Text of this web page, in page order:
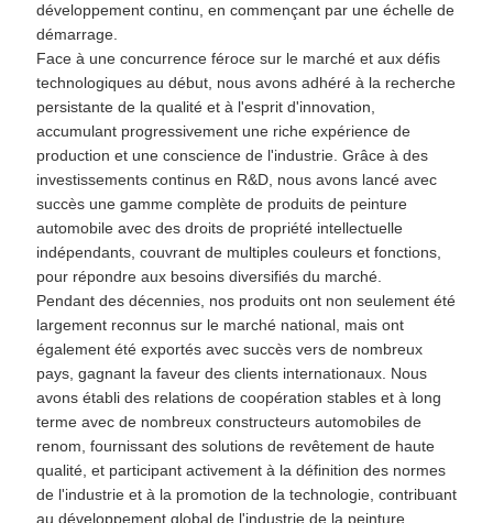
développement continu, en commençant par une échelle de
démarrage.
Face à une concurrence féroce sur le marché et aux défis
technologiques au début, nous avons adhéré à la recherche
persistante de la qualité et à l'esprit d'innovation,
accumulant progressivement une riche expérience de
production et une conscience de l'industrie. Grâce à des
investissements continus en R&D, nous avons lancé avec
succès une gamme complète de produits de peinture
automobile avec des droits de propriété intellectuelle
indépendants, couvrant de multiples couleurs et fonctions,
pour répondre aux besoins diversifiés du marché.
Pendant des décennies, nos produits ont non seulement été
largement reconnus sur le marché national, mais ont
également été exportés avec succès vers de nombreux
pays, gagnant la faveur des clients internationaux. Nous
avons établi des relations de coopération stables et à long
terme avec de nombreux constructeurs automobiles de
renom, fournissant des solutions de revêtement de haute
qualité, et participant activement à la définition des normes
de l'industrie et à la promotion de la technologie, contribuant
au développement global de l'industrie de la peinture